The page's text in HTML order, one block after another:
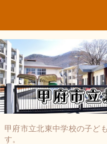
甲府市立北東中学校の子ど
す。